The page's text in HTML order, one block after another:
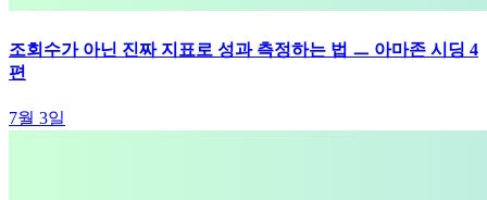
조회수가 아닌 진짜 지표로 성과 측정하는 법 ㅡ 아마존 시딩 4
편
7월 3일